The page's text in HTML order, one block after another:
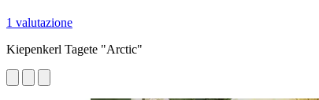
1 valutazione
Kiepenkerl Tagete "Arctic"